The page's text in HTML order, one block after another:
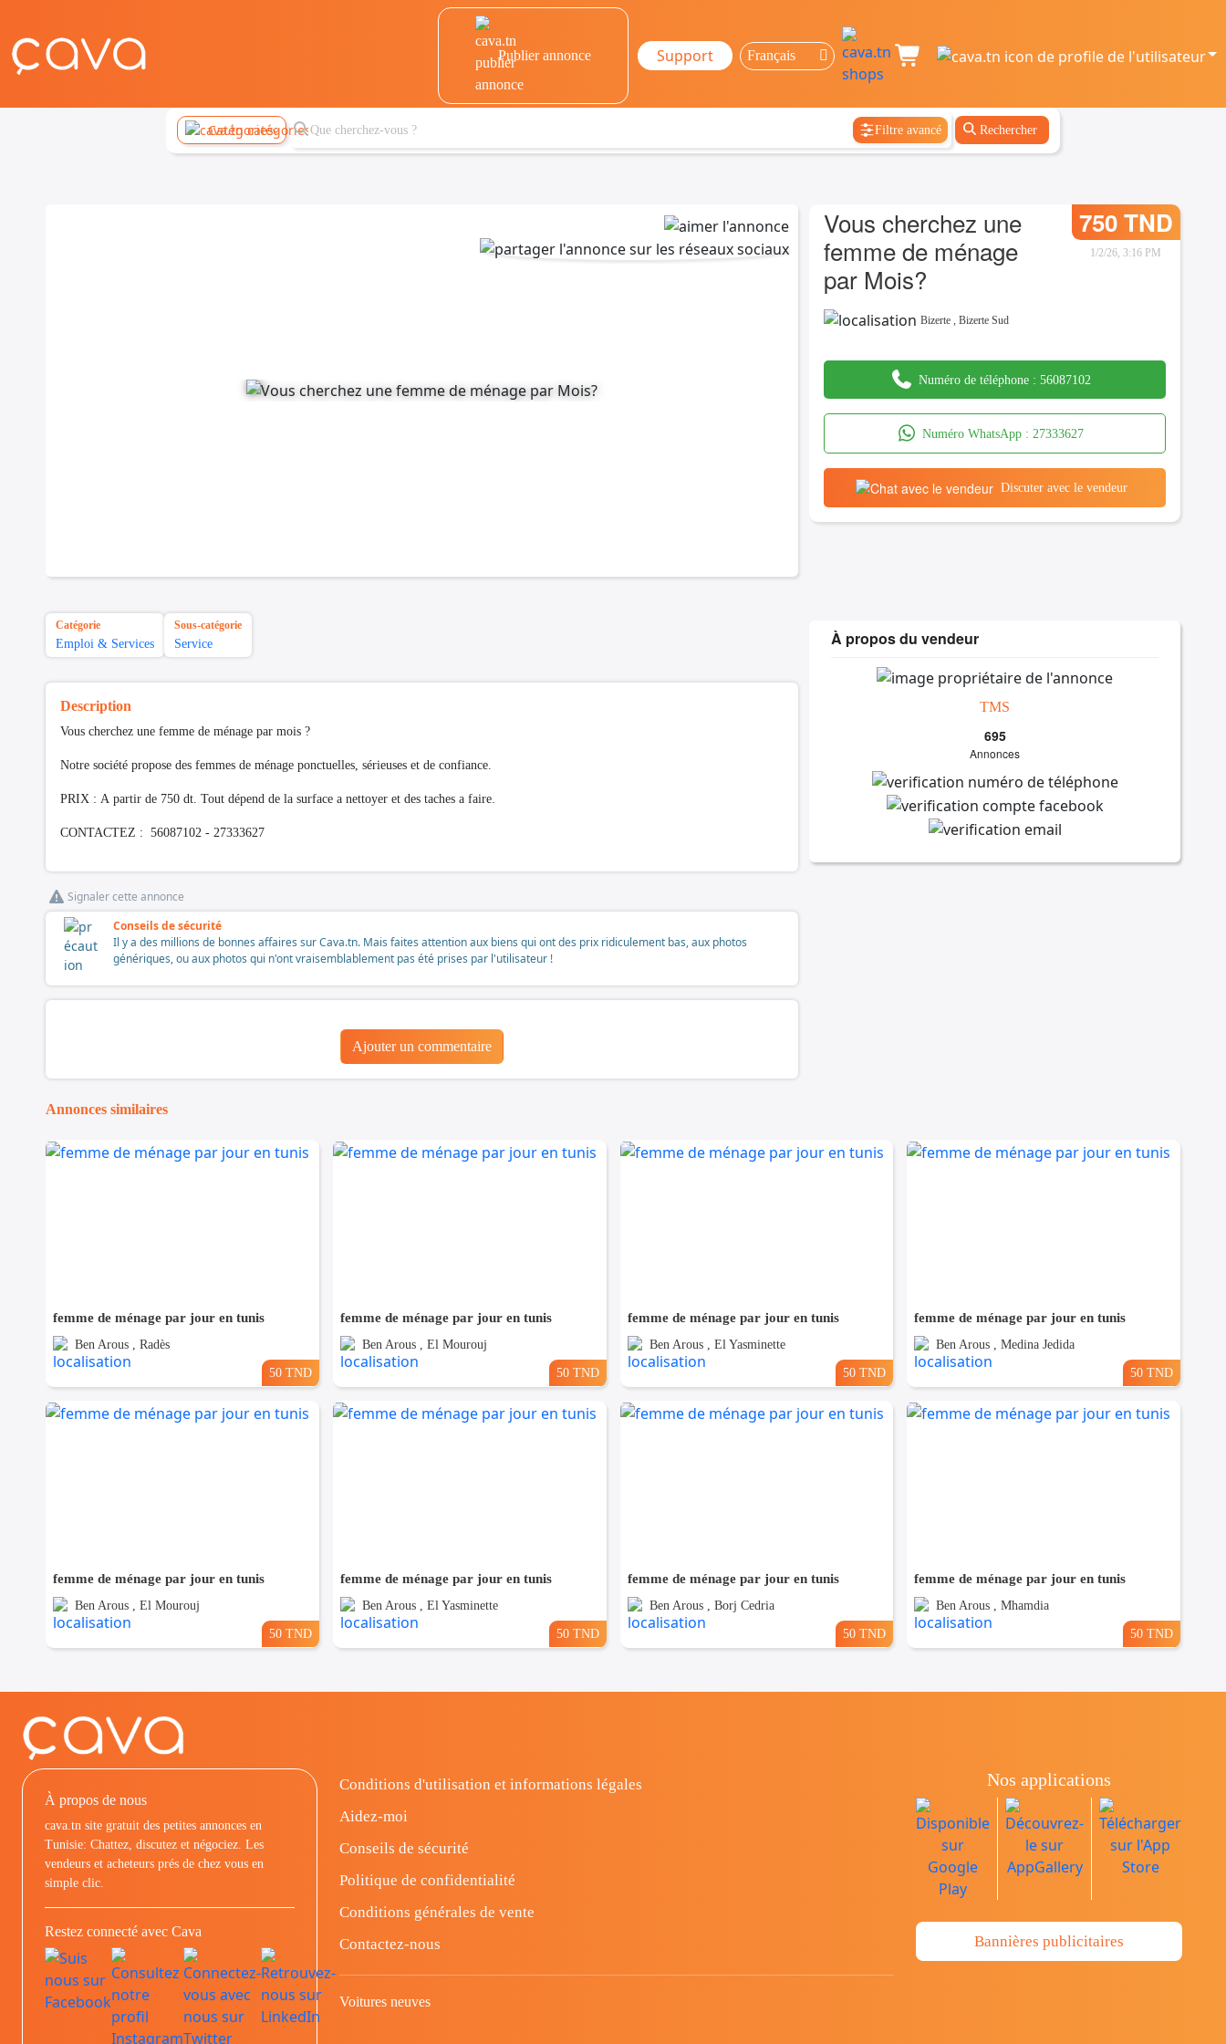
Publier annonce Support
Catégories Filtre avancé Rechercher
Vous cherchez une
femme de ménage
par Mois?
750 TND
1/2/26, 3:16 PM
Bizerte ,Bizerte Sud
Numéro de téléphone : 56087102
Numéro WhatsApp : 27333627
Discuter avec le vendeur
Catégorie
Emploi & Services
Sous-catégorie
Service
Description
Vous cherchez une femme de ménage par mois ?
Notre société propose des femmes de ménage ponctuelles, sérieuses et de confiance.
PRIX : A partir de 750 dt. Tout dépend de la surface a nettoyer et des taches a faire.
CONTACTEZ : 56087102 - 27333627
Signaler cette annonce
Conseils de sécurité
Il y a des millions de bonnes affaires sur Cava.tn. Mais faites attention aux biens qui ont des prix ridiculement bas, aux photos
génériques, ou aux photos qui n'ont vraisemblablement pas été prises par l'utilisateur !
Ajouter un commentaire
À propos du vendeur
TMS
695
Annonces
Annonces similaires
femme de ménage par jour en tunis
Ben Arous , Radès
50 TND
femme de ménage par jour en tunis
Ben Arous , El Mourouj
50 TND
femme de ménage par jour en tunis
Ben Arous , El Yasminette
50 TND
femme de ménage par jour en tunis
Ben Arous , Medina Jedida
50 TND
femme de ménage par jour en tunis
Ben Arous , El Mourouj
50 TND
femme de ménage par jour en tunis
Ben Arous , El Yasminette
50 TND
femme de ménage par jour en tunis
Ben Arous , Borj Cedria
50 TND
femme de ménage par jour en tunis
Ben Arous , Mhamdia
50 TND
À propos de nous
cava.tn site gratuit des petites annonces en
Tunisie: Chattez, discutez et négociez. Les
vendeurs et acheteurs prés de chez vous en
simple clic.
Restez connecté avec Cava
Conditions d'utilisation et informations légales
Aidez-moi
Conseils de sécurité
Politique de confidentialité
Conditions générales de vente
Contactez-nous
Voitures neuves
Nos applications
Bannières publicitaires